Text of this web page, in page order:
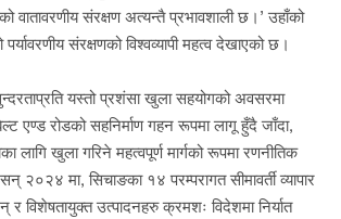
वातावरणीय संरक्षण अत्यन्तै प्रभावशाली छ।’ उहाँको
संरक्षणको विश्वव्यापी महत्व देखाएको छ।
यस्तो प्रशंसा खुला सहयोगको अवसरमा
एण्ड रोडको सहनिर्माण गहन रूपमा लागू हुँदै जाँदा,
लागि खुला गरिने महत्वपूर्ण मार्गको रूपमा रणनीतिक
२०२४ मा, सिचाङका १४ परम्परागत सीमावर्ती व्यापार
र विशेषतायुक्त उत्पादनहरु क्रमशः विदेशमा निर्यात